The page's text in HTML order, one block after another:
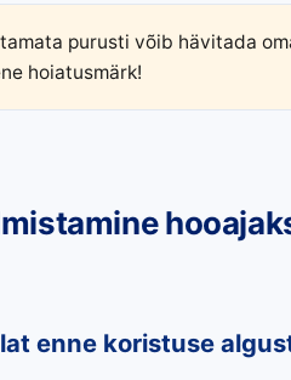
purusti võib hävitada
hoiatusmärk!
enne koristuse